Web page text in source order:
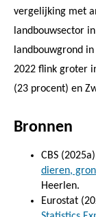
vergelijking met
landbouwsector
landbouwgrond
2022 flink groter
(23 procent) en
Bronnen
CBS
dieren,
Heerlen.
Eurostat